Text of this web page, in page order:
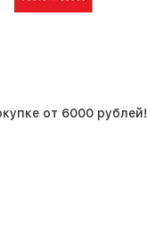
от 6000 рублей!